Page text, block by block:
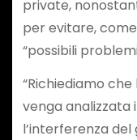
private,
per evitare,
“possibili
“Richiediamo
venga analizzata
l’interferenza del